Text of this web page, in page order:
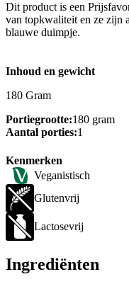
Dit product is een
van topkwaliteit en ze zijn
blauwe duimpje.
Inhoud en gewicht
180 Gram
Portiegrootte:180 gram
Aantal porties:1
Kenmerken
Veganistisch
Glutenvrij
Lactosevrij
Ingrediënten